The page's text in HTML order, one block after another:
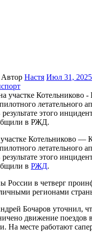
Автор Настя Июл 31, 2025
этого
в РЖД.
России в четверг
регионами
Бочаров уточнил,
движение
На месте работают